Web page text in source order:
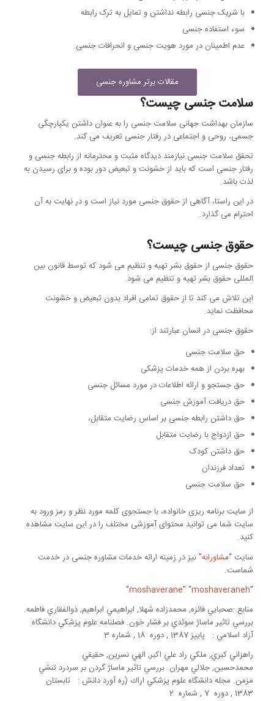
با شریک جنسی رابطه نداشتن و تمایل به ترک رابطه
سوء استفاده جنسی
عدم اطمینان در مورد هویت جنسی و انحرافات جنسی.
مقالات برتر مشاوره جنسی
سلامت جنسی چیست؟
سازمان بهداشت جهانی سلامت جنسی را به عنوان داشتن یکپارچگی
جسمی، روحی و اجتماعی در رفتار جنسی تعریف می کند.
تحقق سلامت جنسی نیازمند دیدگاه مثبت و محترمانه از رابطه جنسی و
رفتار جنسی است که باید از خشونت و تبعیض دور بوده و برای رسیدن به
لذت باشد.
در این راستا، آگاهی از حقوق جنسی مورد نیاز است و در نهایت به آن
احترام می گذارد.
حقوق جنسی چیست؟
حقوق جنسی از حقوق بشر تهیه و تنظیم می شود که توسط قانون بین
المللی حقوق بشر تهیه و تنظیم می شود.
این تلاش می کند تا از حقوق تمامی افراد بدون تبعیض و خشونت
محافظت نماید.
حقوق جنسی در انسان عبارتند از:
حق سلامت جنسی
بهره بردن از همه خدمات پزشکی
حق جستجو و ارائه اطلاعات در مورد مسائل جنسی
حق دریافت آموزش جنسی
حق داشتن رابطه جنسی بر اساس رضایت متقابل،
حق ازدواج با رضایت متقابل
حق داشتن کودک
تعداد فرزندان
حق سلامت جنسی
از سایت برنامه ریزی خانواده، با جستجوی کلمه مورد نظر و رمز ورود به
سایت شما می توانید محتوای آموزشی مختلف را در این سایت مشاهده
کنید.
سایت “مشاورانه” نیز در زمینه ارائه خدمات مشاوره جنسی در خدمت
شماست.
“
moshaverane” “moshaveraneh
”
منابع :صحبايي فائزه, محمدزاده شهلا, ابراهيمي ابراهيم, ذوالفقاري فاطمه.
بررسي تاثير ماساژ سوئدي بر فشار خون. فصلنامه علوم پزشكي دانشگاه
آزاد اسلامي : پاييز 1387 , دوره 18 , شماره 3
راهزاني كبري, ملكي راد علي اكبر, الهي نسرين, حقيقي
محمدحسين, جلالي مهران. بررسي تاثير ماساژ گردن بر سردرد تنشي
مزمن. مجله دانشگاه علوم پزشكي اراك (ره‌ آورد دانش : تابستان
1383 , دوره 7 , شماره 2